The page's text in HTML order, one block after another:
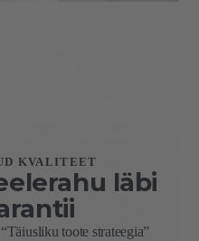
KVALITEET
läbi
toote strateegia”